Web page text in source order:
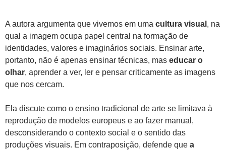
A autora argumenta que vivemos em uma cultura visual , na
qual a imagem ocupa papel central na formação de
identidades, valores e imaginários sociais. Ensinar arte,
portanto, não é apenas ensinar técnicas, mas educar o
olhar, aprender a ver, ler e pensar criticamente as imagens
que nos cercam.
Ela discute como o ensino tradicional de arte se limitava à
reprodução de modelos europeus e ao fazer manual,
desconsiderando o contexto social e o sentido das
produções visuais. Em contraposição, defende que a